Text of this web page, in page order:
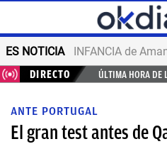
ES NOTICIA INFANCIA de
DIRECTO ÚLTIMA HORA DE
ANTE PORTUGAL
El gran test antes de